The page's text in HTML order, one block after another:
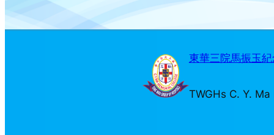
東華三院馬振玉
TWGHs C. Y.